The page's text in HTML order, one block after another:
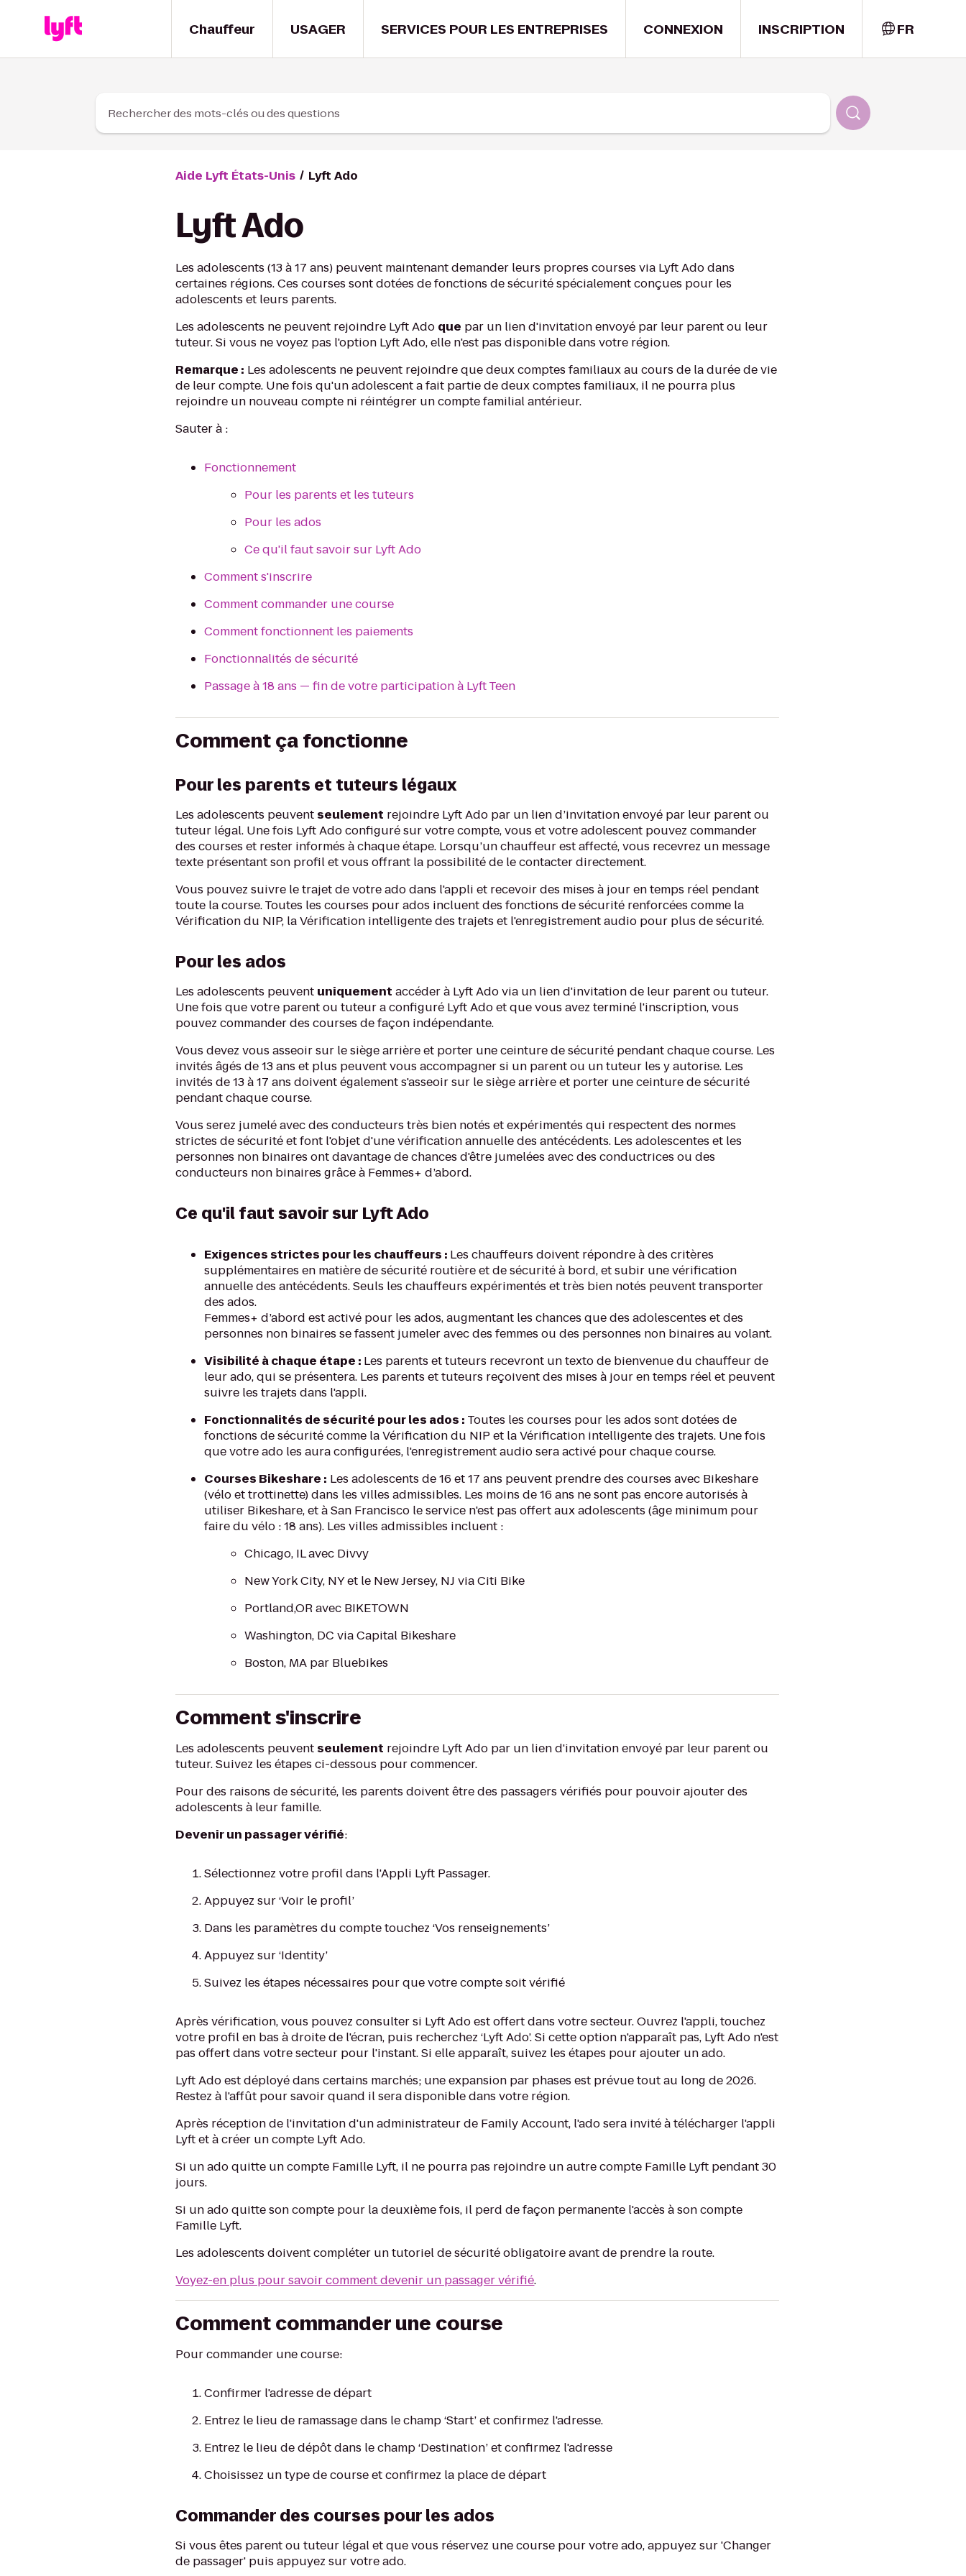
Chauffeur USAGER SERVICES POUR LES ENTREPRISES CONNEXION INSCRIPTION FR
Rechercher des mots-clés ou des questions
Aide Lyft États-Unis Lyft Ado
Lyft Ado
Les adolescents (13 à 17 ans) peuvent maintenant demander leurs propres courses via Lyft Ado dans
certaines régions. Ces courses sont dotées de fonctions de sécurité spécialement conçues pour les
adolescents et leurs parents.
Les adolescents ne peuvent rejoindre Lyft Ado que par un lien d'invitation envoyé par leur parent ou leur
tuteur. Si vous ne voyez pas l'option Lyft Ado, elle n'est pas disponible dans votre région.
Remarque : Les adolescents ne peuvent rejoindre que deux comptes familiaux au cours de la durée de vie
de leur compte. Une fois qu'un adolescent a fait partie de deux comptes familiaux, il ne pourra plus
rejoindre un nouveau compte ni réintégrer un compte familial antérieur.
Sauter à :
Fonctionnement
Pour les parents et les tuteurs
Pour les ados
Ce qu'il faut savoir sur Lyft Ado
Comment s'inscrire
Comment commander une course
Comment fonctionnent les paiements
Fonctionnalités de sécurité
Passage à 18 ans — fin de votre participation à Lyft Teen
Comment ça fonctionne
Pour les parents et tuteurs légaux
Les adolescents peuvent seulement rejoindre Lyft Ado par un lien d’invitation envoyé par leur parent ou
tuteur légal. Une fois Lyft Ado configuré sur votre compte, vous et votre adolescent pouvez commander
des courses et rester informés à chaque étape. Lorsqu’un chauffeur est affecté, vous recevrez un message
texte présentant son profil et vous offrant la possibilité de le contacter directement.
Vous pouvez suivre le trajet de votre ado dans l'appli et recevoir des mises à jour en temps réel pendant
toute la course. Toutes les courses pour ados incluent des fonctions de sécurité renforcées comme la
Vérification du NIP, la Vérification intelligente des trajets et l'enregistrement audio pour plus de sécurité.
Pour les ados
Les adolescents peuvent uniquement accéder à Lyft Ado via un lien d'invitation de leur parent ou tuteur.
Une fois que votre parent ou tuteur a configuré Lyft Ado et que vous avez terminé l'inscription, vous
pouvez commander des courses de façon indépendante.
Vous devez vous asseoir sur le siège arrière et porter une ceinture de sécurité pendant chaque course. Les
invités âgés de 13 ans et plus peuvent vous accompagner si un parent ou un tuteur les y autorise. Les
invités de 13 à 17 ans doivent également s'asseoir sur le siège arrière et porter une ceinture de sécurité
pendant chaque course.
Vous serez jumelé avec des conducteurs très bien notés et expérimentés qui respectent des normes
strictes de sécurité et font l'objet d'une vérification annuelle des antécédents. Les adolescentes et les
personnes non binaires ont davantage de chances d'être jumelées avec des conductrices ou des
conducteurs non binaires grâce à Femmes+ d’abord.
Ce qu'il faut savoir sur Lyft Ado
Exigences strictes pour les chauffeurs : Les chauffeurs doivent répondre à des critères
supplémentaires en matière de sécurité routière et de sécurité à bord, et subir une vérification
annuelle des antécédents. Seuls les chauffeurs expérimentés et très bien notés peuvent transporter
des ados.
Femmes+ d’abord est activé pour les ados, augmentant les chances que des adolescentes et des
personnes non binaires se fassent jumeler avec des femmes ou des personnes non binaires au volant.
Visibilité à chaque étape : Les parents et tuteurs recevront un texto de bienvenue du chauffeur de
leur ado, qui se présentera. Les parents et tuteurs reçoivent des mises à jour en temps réel et peuvent
suivre les trajets dans l'appli.
Fonctionnalités de sécurité pour les ados : Toutes les courses pour les ados sont dotées de
fonctions de sécurité comme la Vérification du NIP et la Vérification intelligente des trajets. Une fois
que votre ado les aura configurées, l'enregistrement audio sera activé pour chaque course.
Courses Bikeshare : Les adolescents de 16 et 17 ans peuvent prendre des courses avec Bikeshare
(vélo et trottinette) dans les villes admissibles. Les moins de 16 ans ne sont pas encore autorisés à
utiliser Bikeshare, et à San Francisco le service n'est pas offert aux adolescents (âge minimum pour
faire du vélo : 18 ans). Les villes admissibles incluent :
Chicago, IL avec Divvy
New York City, NY et le New Jersey, NJ via Citi Bike
Portland,OR avec BIKETOWN
Washington, DC via Capital Bikeshare
Boston, MA par Bluebikes
Comment s'inscrire
Les adolescents peuvent seulement rejoindre Lyft Ado par un lien d'invitation envoyé par leur parent ou
tuteur. Suivez les étapes ci-dessous pour commencer.
Pour des raisons de sécurité, les parents doivent être des passagers vérifiés pour pouvoir ajouter des
adolescents à leur famille.
Devenir un passager vérifié:
Sélectionnez votre profil dans l'Appli Lyft Passager.
Appuyez sur ‘Voir le profil’
Dans les paramètres du compte touchez ‘Vos renseignements’
Appuyez sur ‘Identity’
Suivez les étapes nécessaires pour que votre compte soit vérifié
Après vérification, vous pouvez consulter si Lyft Ado est offert dans votre secteur. Ouvrez l'appli, touchez
votre profil en bas à droite de l'écran, puis recherchez ‘Lyft Ado’. Si cette option n'apparaît pas, Lyft Ado n'est
pas offert dans votre secteur pour l'instant. Si elle apparaît, suivez les étapes pour ajouter un ado.
Lyft Ado est déployé dans certains marchés; une expansion par phases est prévue tout au long de 2026.
Restez à l'affût pour savoir quand il sera disponible dans votre région.
Après réception de l'invitation d'un administrateur de Family Account, l'ado sera invité à télécharger l'appli
Lyft et à créer un compte Lyft Ado.
Si un ado quitte un compte Famille Lyft, il ne pourra pas rejoindre un autre compte Famille Lyft pendant 30
jours.
Si un ado quitte son compte pour la deuxième fois, il perd de façon permanente l'accès à son compte
Famille Lyft.
Les adolescents doivent compléter un tutoriel de sécurité obligatoire avant de prendre la route.
Voyez-en plus pour savoir comment devenir un passager vérifié.
Comment commander une course
Pour commander une course:
Confirmer l'adresse de départ
Entrez le lieu de ramassage dans le champ ‘Start’ et confirmez l'adresse.
Entrez le lieu de dépôt dans le champ ‘Destination’ et confirmez l'adresse
Choisissez un type de course et confirmez la place de départ
Commander des courses pour les ados
Si vous êtes parent ou tuteur légal et que vous réservez une course pour votre ado, appuyez sur 'Changer
de passager' puis appuyez sur votre ado.